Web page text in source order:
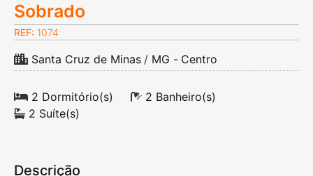
Sobrado
REF: 1074
Santa Cruz de Minas / MG - Centro
2 Dormitório(s)
2 Banheiro(s)
2 Suíte(s)
Descrição